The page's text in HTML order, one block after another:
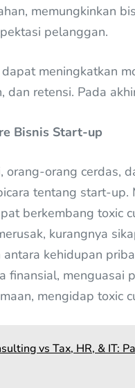
memungkinkan
pelanggan.
meningkatkan
retensi. Pada
Bisnis Start-up
orang-orang cerdas,
tentang start-
berkembang toxic
kurangnya
kehidupan
finansial, menguasai
mengidap toxic
vs Tax, HR, & IT: